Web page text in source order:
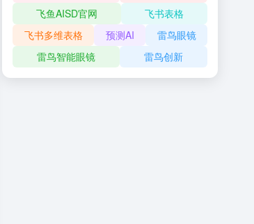
飞鱼AISD官网
飞书表格
飞书多维表格
预测AI
雷鸟眼镜
雷鸟智能眼镜
雷鸟创新